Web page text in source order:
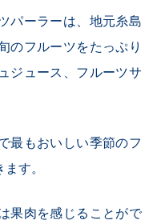
パーラーは、地元糸島
のフルーツをたっぷり
ジュース、フルーツサ
最もおいしい季節のフ
す。
果肉を感じることがで